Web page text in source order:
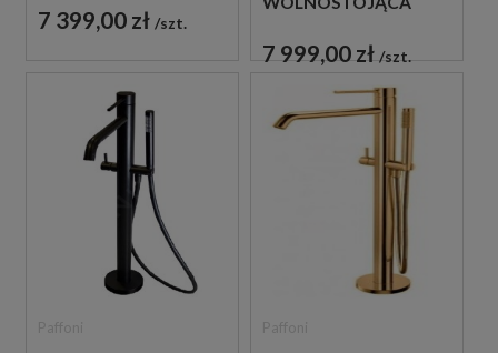
7 399,00 zł szt.
7 999,00 zł szt.